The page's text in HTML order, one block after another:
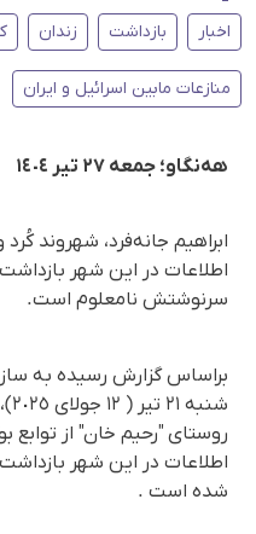
اخبار بازداشت زندان
منازعات مابین اسرائیل و ایران
هەنگاو؛ جمعە ٢٧ تیر ١٤٠٤
ابراهیم جانه‌فرد، شهروند
اطلاعات در این شهر
سرنوشتش نامعلوم است.
براساس گزارش رسیده به
روستای "رحیم خان" از توابع
اطلاعات در این شهر
شدە است .